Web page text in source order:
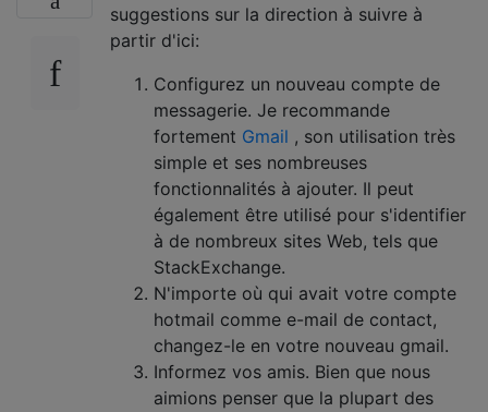
suggestions sur la direction à suivre à
partir d'ici:
Configurez un nouveau compte de
messagerie. Je recommande
fortement Gmail , son utilisation très
simple et ses nombreuses
fonctionnalités à ajouter. Il peut
également être utilisé pour s'identifier
à de nombreux sites Web, tels que
StackExchange.
N'importe où qui avait votre compte
hotmail comme e-mail de contact,
changez-le en votre nouveau gmail.
Informez vos amis. Bien que nous
aimions penser que la plupart des